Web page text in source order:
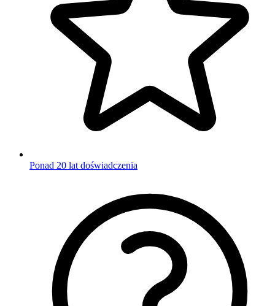
Ponad 20 lat doświadczenia